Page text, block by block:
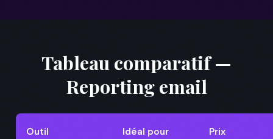
Tableau comparatif —
Reporting email
Outil Idéal pour Prix